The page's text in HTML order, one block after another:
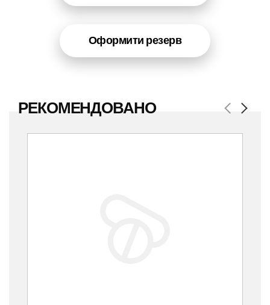
Оформити резерв
РЕКОМЕНДОВАНО Previous
Next